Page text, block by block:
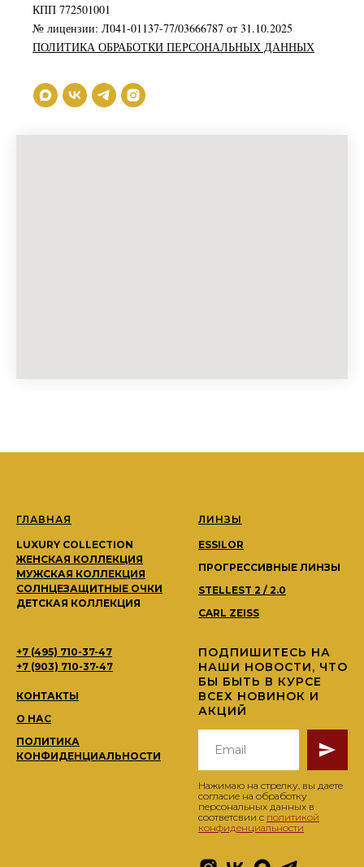
КПП 772501001
№ лицензии: Л041-01137-77/03666787 от 31.10.2025
ПОЛИТИКА ОБРАБОТКИ ПЕРСОНАЛЬНЫХ ДАННЫХ
ГЛАВНАЯ
LUXURY COLLECTION
ЖЕНСКАЯ КОЛЛЕКЦИЯ
МУЖСКАЯ КОЛЛЕКЦИЯ
СОЛНЦЕЗАЩИТНЫЕ ОЧКИ
ДЕТСКАЯ КОЛЛЕКЦИЯ
ЛИНЗЫ
ESSILOR
ПРОГРЕССИВНЫЕ ЛИНЗЫ
STELLEST 2 / 2.0
CARL ZEISS
+7 (495) 710-37-47
+7 (903) 710-37-47
КОНТАКТЫ
О НАС
ПОЛИТИКА
КОНФИДЕНЦИАЛЬНОСТИ
ПОДПИШИТЕСЬ НА
НАШИ НОВОСТИ, ЧТО
БЫ БЫТЬ В КУРСЕ
ВСЕХ НОВИНОК И
АКЦИЙ
Нажимаю на стрелку, вы даете
согласие на обработку
персональных данных в
соответсвии с политикой
конфиденциальности